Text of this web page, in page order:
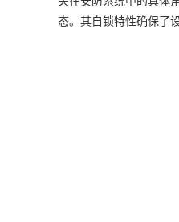
态。其自锁特性确保了